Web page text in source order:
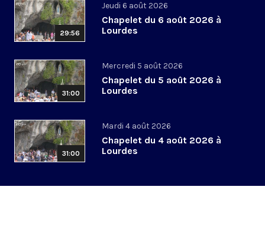
29:56
Jeudi 6 août 2026
Chapelet du 6 août 2026 à
Lourdes
31:00
Mercredi 5 août 2026
Chapelet du 5 août 2026 à
Lourdes
31:00
Mardi 4 août 2026
Chapelet du 4 août 2026 à
Lourdes